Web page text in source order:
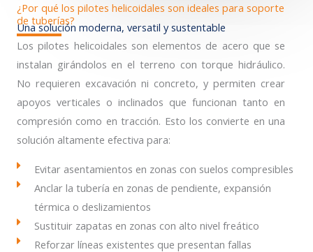
¿Por qué los pilotes helicoidales son ideales para soporte
de tuberías?
Una solución moderna, versatil y sustentable
Los pilotes helicoidales son elementos de acero que se
instalan girándolos en el terreno con torque hidráulico.
No requieren excavación ni concreto, y permiten crear
apoyos verticales o inclinados que funcionan tanto en
compresión como en tracción. Esto los convierte en una
solución altamente efectiva para:
Evitar asentamientos en zonas con suelos compresibles
Anclar la tubería en zonas de pendiente, expansión
térmica o deslizamientos
Sustituir zapatas en zonas con alto nivel freático
Reforzar líneas existentes que presentan fallas